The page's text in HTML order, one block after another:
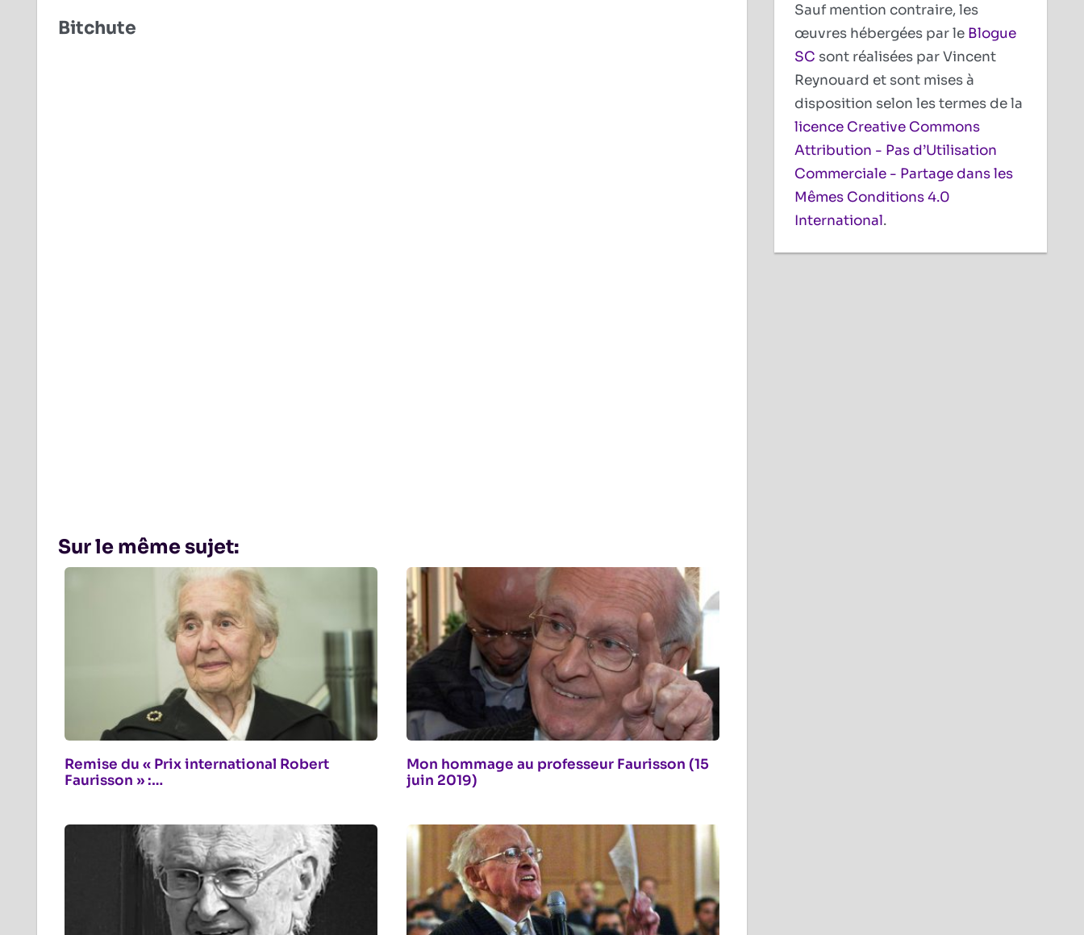
Bitchute
Sur le même sujet:
Remise du « Prix international Robert
Faurisson » :…
Mon hommage au professeur Faurisson (15
juin 2019)
Sauf mention contraire, les
œuvres hébergées par le Blogue
SC sont réalisées par Vincent
Reynouard et sont mises à
disposition selon les termes de la
licence Creative Commons
Attribution - Pas d’Utilisation
Commerciale - Partage dans les
Mêmes Conditions 4.0
International.